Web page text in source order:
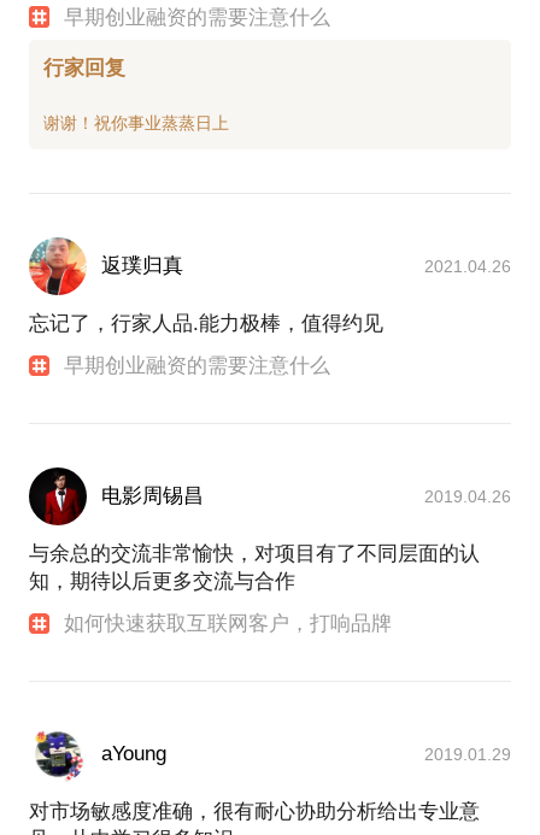
早期创业融资的需要注意什么
行家回复
返璞归真 2021.04.26
忘记了，行家人品.能力极棒，值得约见
早期创业融资的需要注意什么
电影周锡昌 2019.04.26
与余总的交流非常愉快，对项目有了不同层面的认
知，期待以后更多交流与合作
如何快速获取互联网客户，打响品牌
aYoung 2019.01.29
对市场敏感度准确，很有耐心协助分析给出专业意